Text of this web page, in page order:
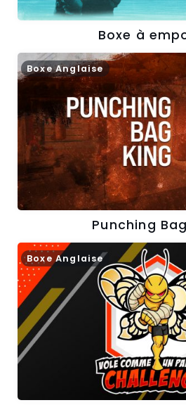
Boxe à
Boxe Anglaise
Punching
Boxe Anglaise